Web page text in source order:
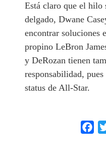
Está claro que el hilo
delgado, Dwane
encontrar soluciones
propino LeBron
y DeRozan tienen
responsabilidad,
status de All-Star.